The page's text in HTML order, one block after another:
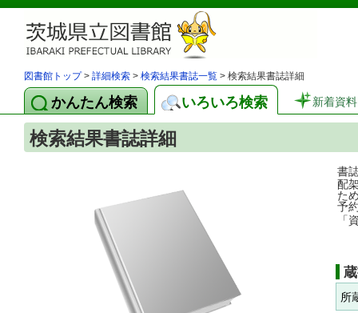
図書館トップ> 詳細検索 > 検索結果書誌一覧 > 検索結果書誌詳細
かんたん検索 いろいろ検索 新着資料
検索結果書誌詳細
書
配
た
予
「
所